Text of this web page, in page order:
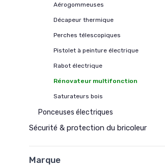
Aérogommeuses
Décapeur thermique
Perches télescopiques
Pistolet à peinture électrique
Rabot électrique
Rénovateur multifonction
Saturateurs bois
Ponceuses électriques
Sécurité & protection du bricoleur
Marque